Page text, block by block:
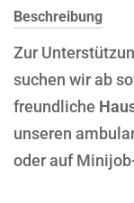
Beschreibung
Zur
suchen wir ab
freundliche
unseren
oder auf